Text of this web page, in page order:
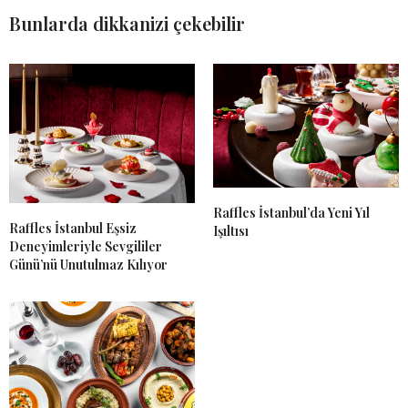
Bunlarda dikkanizi çekebilir
Raffles İstanbul Eşsiz
Deneyimleriyle Sevgililer
Günü’nü Unutulmaz Kılıyor
Raffles İstanbul’da Yeni Yıl
Işıltısı